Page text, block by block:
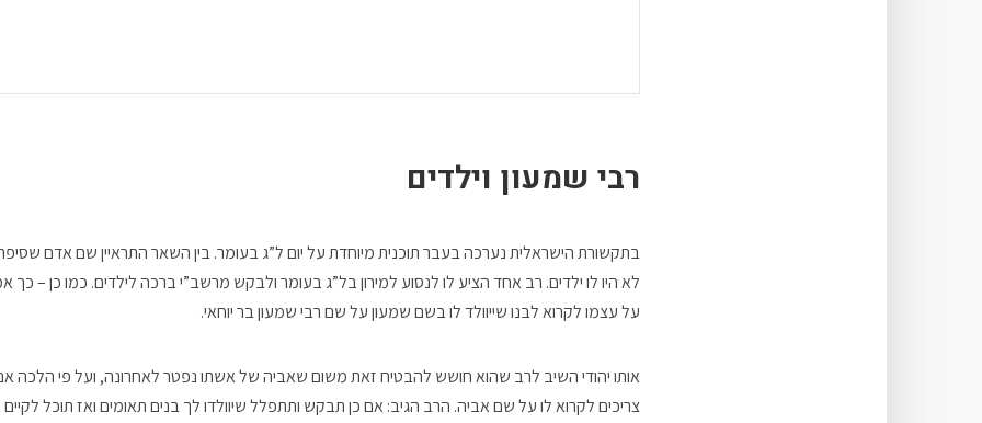
רבי שמעון וילדים
בתקשורת הישראלית נערכה בעבר תוכנית מיוחדת על יום ל”ג בעומר. בין השאר התראיין שם אדם
לא היו לו ילדים. רב אחד הציע לו לנסוע למירון בל”ג בעומר ולבקש מרשב”י ברכה לילדים. כמו כן – כך
על עצמו לקרוא לבנו שייוולד לו בשם שמעון על שם רבי שמעון בר יוחאי.
אותו יהודי השיב לרב שהוא חושש להבטיח זאת משום שאביה של אשתו נפטר לאחרונה, ועל פי הלכה אם
צריכים לקרוא לו על שם אביה. הרב הגיב: אם כן תבקש ותתפלל שיוולדו לך בנים תאומים ואז תוכל